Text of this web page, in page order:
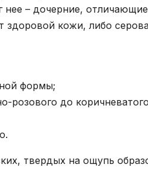
нее – дочерние,
здоровой кожи, либо
формы;
розового до
твердых на ощупь